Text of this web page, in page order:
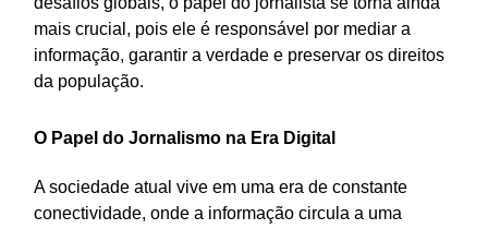
mais crucial, pois ele é responsável por mediar a
informação, garantir a verdade e preservar os direitos
da população.
O Papel do Jornalismo na Era Digital
A sociedade atual vive em uma era de constante
conectividade, onde a informação circula a uma